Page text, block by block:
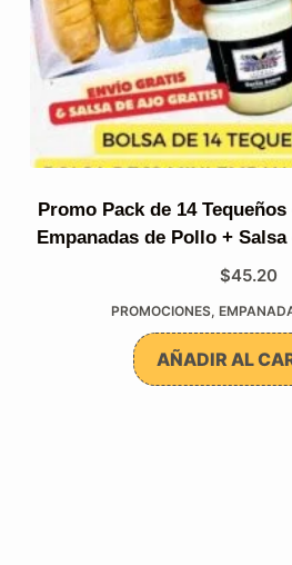
Promo Pack de 14
Empanadas de Pollo +
$45.20
PROMOCIONES,
AÑADIR AL